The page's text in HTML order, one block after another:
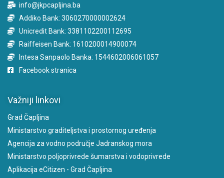
info@jkpcapljina.ba
Addiko Bank: 3060270000002624
Unicredit Bank: 3381102200112695
Raiffeisen Bank: 1610200014900074
Intesa Sanpaolo Banka: 1544602006061057
Facebook stranica
Važniji linkovi
Grad Čapljina
Ministarstvo graditeljstva i prostornog uređenja
Agencija za vodno područje Jadranskog mora
Ministarstvo poljoprivrede šumarstva i vodoprivrede
Aplikacija eCitizen - Grad Čapljina